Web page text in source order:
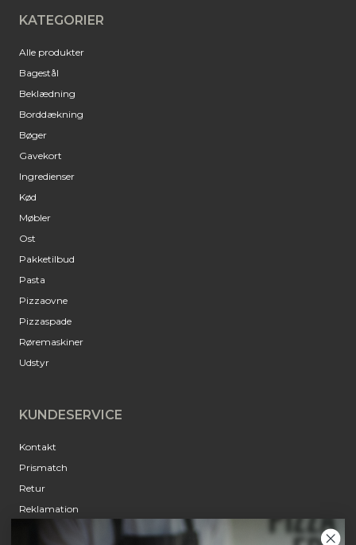
KATEGORIER
Alle produkter
Bagestål
Beklædning
Borddækning
Bøger
Gavekort
Ingredienser
Kød
Møbler
Ost
Pakketilbud
Pasta
Pizzaovne
Pizzaspade
Røremaskiner
Udstyr
KUNDESERVICE
Kontakt
Prismatch
Retur
Reklamation